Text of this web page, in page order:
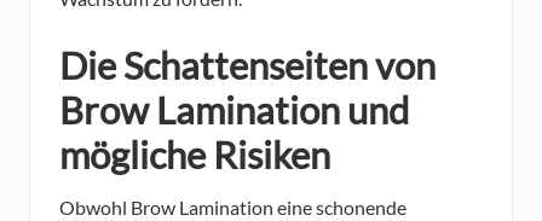
Die Schattenseiten von
Brow Lamination und
mögliche Risiken
Obwohl Brow Lamination eine schonende